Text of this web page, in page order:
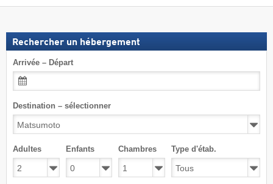
Rechercher un hébergement
Arrivée – Départ
Destination – sélectionner
Adultes Enfants Chambres Type d'étab.